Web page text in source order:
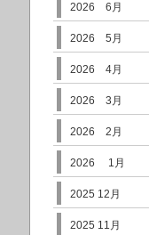
2026 6月
2026 5月
2026 4月
2026 3月
2026 2月
2026 1月
2025 12月
2025 11月